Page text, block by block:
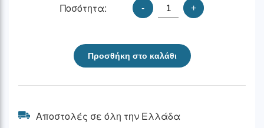
Ποσότητα: - +
Προσθήκη στο καλάθι
Αποστολές σε όλη την Ελλάδα